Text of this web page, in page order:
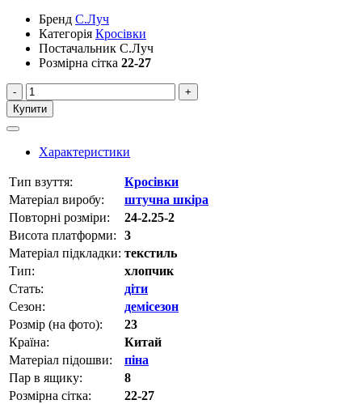
Бренд С.Луч
Категорія Кросівки
Постачальник С.Луч
Розмірна сітка 22-27
-
+
Купити
Характеристики
Тип взуття:
Кросівки
Матеріал виробу:
штучна шкіра
Повторні розміри:
24-2.25-2
Висота платформи:
3
Матеріал підкладки: текстиль
Тип:
хлопчик
Стать:
діти
Сезон:
демісезон
Розмір (на фото):
23
Країна:
Китай
Матеріал підошви:
піна
Пар в ящику:
8
Розмірна сітка:
22-27